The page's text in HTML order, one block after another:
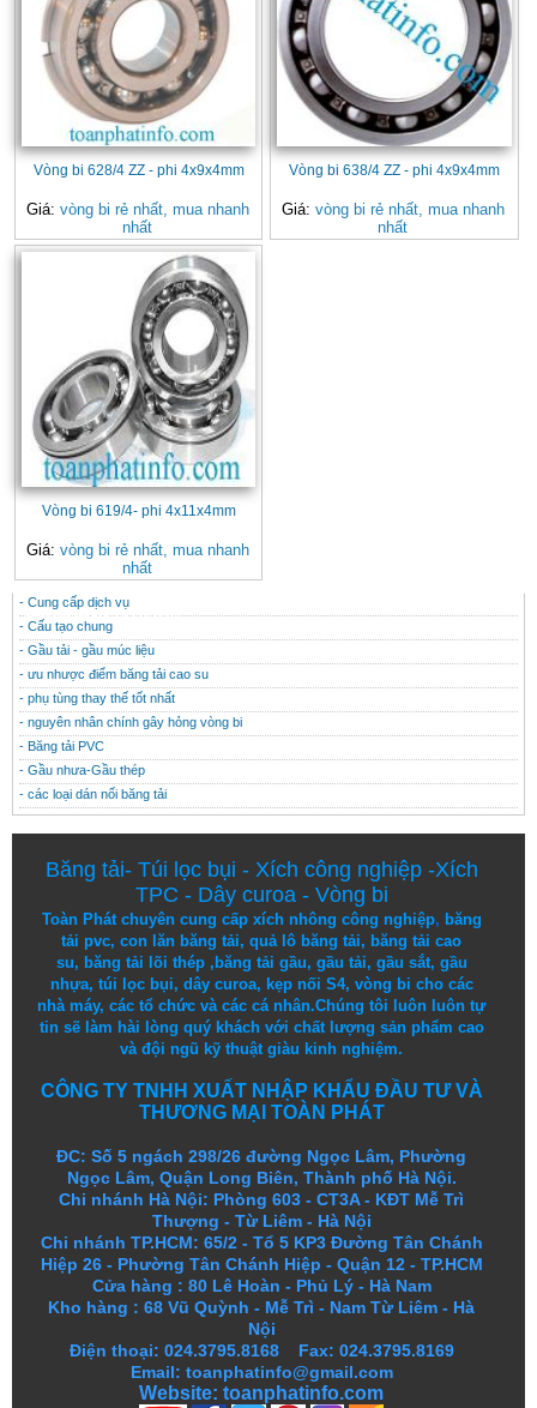
Vòng bi 628/4 ZZ - phi 4x9x4mm
Giá: vòng bi rẻ nhất, mua nhanh
nhất
Vòng bi 638/4 ZZ - phi 4x9x4mm
Giá: vòng bi rẻ nhất, mua nhanh
nhất
Vòng bi 619/4- phi 4x11x4mm
Giá: vòng bi rẻ nhất, mua nhanh
nhất
CONTACT
THÔNG TIN HỮU ÍCH
- Cung cấp dịch vụ
- Cấu tạo chung
- Gầu tải - gầu múc liệu
- ưu nhược điểm băng tải cao su
- phụ tùng thay thế tốt nhất
- nguyên nhân chính gây hỏng vòng bi
- Băng tải PVC
- Gầu nhưa-Gầu thép
- các loại dán nối băng tải
Băng tải- Túi lọc bụi - Xích công nghiệp-Xích
TPC - Dây curoa - Vòng bi
Toàn Phát chuyên cung cấp xích nhông công nghiệp, băng
tải pvc,con lăn băng tải,quả lô băng tải, băng tải cao
su, băng tải lõi thép,băng tải gầu, gầu tải, gầu sắt, gầu
nhựa, túi lọc bụi, dây curoa, kẹp nối S4, vòng bi cho các
nhà máy, các tổ chức và các cá nhân.Chúng tôi luôn luôn tự
tin sẽ làm hài lòng quý khách với chất lượng sảnphẩm cao
và đội ngũ kỹ thuật giàu kinh nghiệm.
CÔNG TY TNHH XUẤT NHẬP KHẨU ĐẦU TƯ VÀ
THƯƠNG MẠI TOÀN PHÁT
ĐC: Số 5 ngách 298/26 đường Ngọc Lâm, Phường
Ngọc Lâm, Quận Long Biên, Thành phố Hà Nội.
Chi nhánh Hà Nội: Phòng 603 - CT3A - KĐT Mễ Trì
Thượng - Từ Liêm - Hà Nội
Chi nhánh TP.HCM: 65/2 - Tổ 5 KP3 Đường Tân Chánh
Hiệp 26 - Phường Tân Chánh Hiệp - Quận 12 - TP.HCM
Cửa hàng : 80 Lê Hoàn - Phủ Lý - Hà Nam
Kho hàng :68 Vũ Quỳnh - Mễ Trì - Nam Từ Liêm - Hà
Nội
Điện thoại: 024.3795.8168 Fax: 024.3795.8169
Email: toanphatinfo@gmail.com
Website: toanphatinfo.com